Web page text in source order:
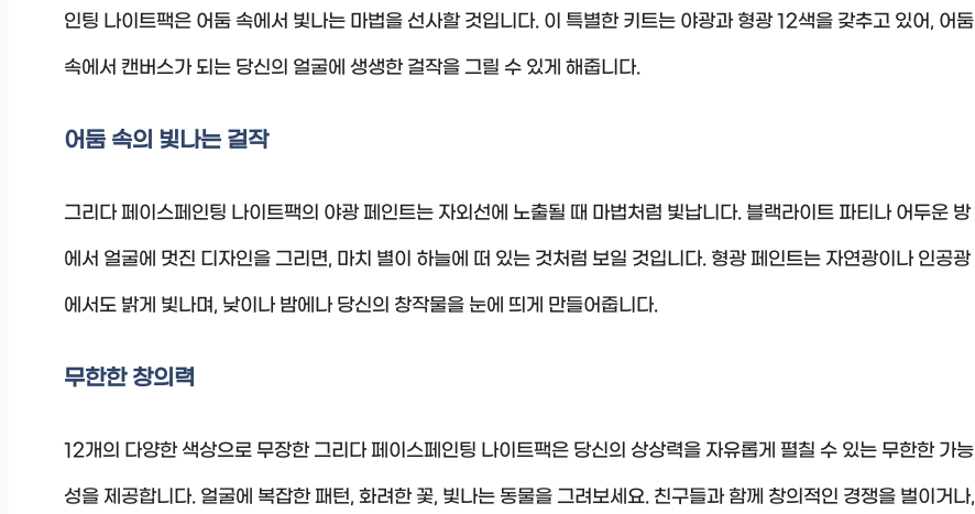
인팅 나이트팩은 어둠 속에서 빛나는 마법을 선사할 것입니다. 이 특별한 키트는 야광과 형광 12색을 갖추고 있어, 어둠
속에서 캔버스가 되는 당신의 얼굴에 생생한 걸작을 그릴 수 있게 해줍니다.
어둠 속의 빛나는 걸작
그리다 페이스페인팅 나이트팩의 야광 페인트는 자외선에 노출될 때 마법처럼 빛납니다. 블랙라이트 파티나 어두운 방
에서 얼굴에 멋진 디자인을 그리면, 마치 별이 하늘에 떠 있는 것처럼 보일 것입니다. 형광 페인트는 자연광이나 인공광
에서도 밝게 빛나며, 낮이나 밤에나 당신의 창작물을 눈에 띄게 만들어줍니다.
무한한 창의력
12개의 다양한 색상으로 무장한 그리다 페이스페인팅 나이트팩은 당신의 상상력을 자유롭게 펼칠 수 있는 무한한 가능
성을 제공합니다. 얼굴에 복잡한 패턴, 화려한 꽃, 빛나는 동물을 그려보세요. 친구들과 함께 창의적인 경쟁을 벌이거나,